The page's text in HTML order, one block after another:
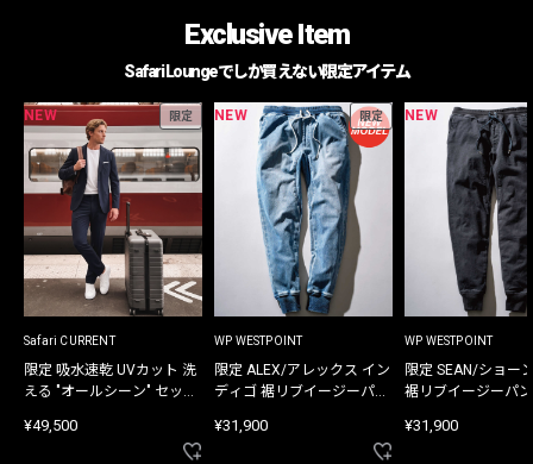
Exclusive Item
Safari Loungeでしか買えない限定アイテム
NEW 限定
Safari CURRENT
限定 吸水速乾 UVカット 洗
える "オールシーン" セット
¥49,500
NEW 限定
WP WESTPOINT
限定 ALEX/アレックス イン
ディゴ 裾リブイージーパン
¥31,900
NEW
WP WESTPOINT
限定 SEAN/ショー
裾リブイージーパ
¥31,900